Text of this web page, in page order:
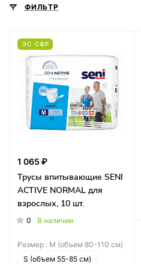
ФИЛЬТР
ЭС СФР
1 065 ₽
Трусы впитывающие SENI
ACTIVE NORMAL для
взрослых, 10 шт.
0 В наличии
Размер : M (объем 80-110 см)
S (объем 55-85 см)